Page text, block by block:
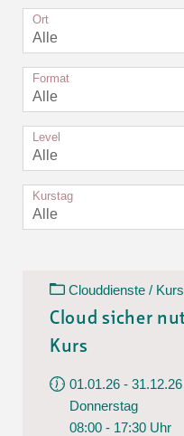
Ort
Alle
Format
Alle
Level
Alle
Kurstag
Alle
Clouddienste / Kurs
Cloud sicher
Kurs
01.01.26 - 31.12.26
Donnerstag
08:00 - 17:30 Uhr